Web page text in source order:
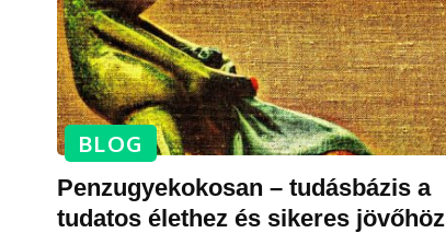
BLOG
Penzugyekokosan – tudásbázis a
tudatos élethez és sikeres jövőhöz